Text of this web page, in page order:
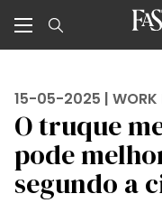
15-05-2025 | WORK
O truque
pode
segundo a